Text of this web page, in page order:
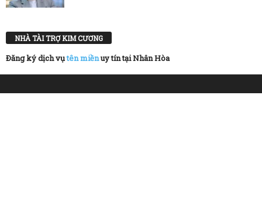
NHÀ TÀI TRỢ KIM CƯƠNG
Đăng ký dịch vụtên miềnuy tín tại Nhân Hòa